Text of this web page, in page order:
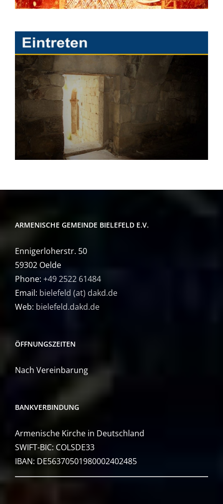
ARMENISCHE GEMEINDE BIELEFELD E.V.
Ennigerloherstr. 50
59302 Oelde
Phone: +49 2522 61484
Email: bielefeld (at) dakd.de
Web: bielefeld.dakd.de
ÖFFNUNGSZEITEN
Nach Vereinbarung
BANKVERBINDUNG
Armenische Kirche in Deutschland
SWIFT-BIC: COLSDE33
IBAN: DE56370501980002402485